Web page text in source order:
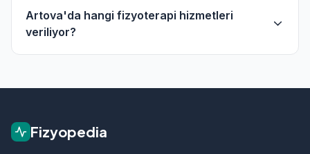
fizyoterapistleri bulabilirsiniz.
telefon veya WhatsApp ile doğrudan iletişime
geçebilirsiniz.
Artova'da hangi fizyoterapi hizmetleri
veriliyor?
Fizyopedia